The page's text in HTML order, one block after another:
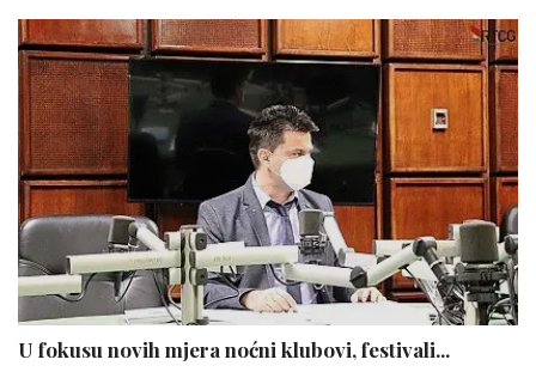
U fokusu novih mjera noćni klubovi, festivali...